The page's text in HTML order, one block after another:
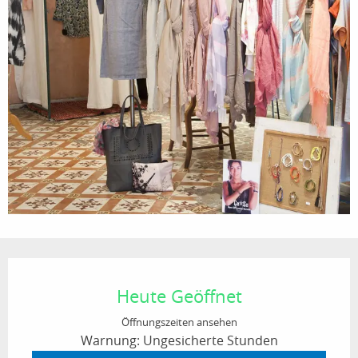
Heute Geöffnet
Öffnungszeiten ansehen
Warnung: Ungesicherte Stunden